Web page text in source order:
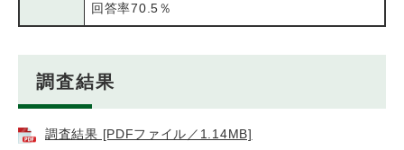
回答率70.5％
調査結果
調査結果 [PDFファイル／1.14MB]